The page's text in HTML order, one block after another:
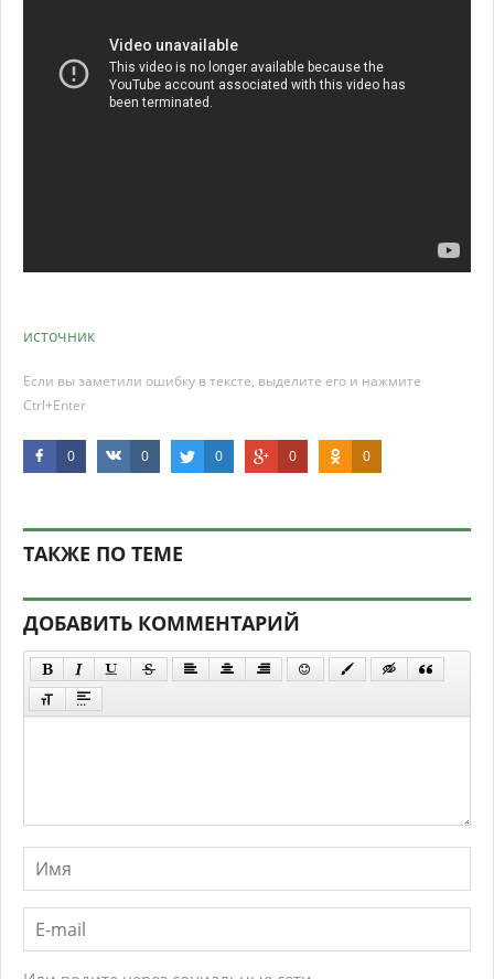
источник
Если вы заметили ошибку в тексте, выделите его и нажмите
Ctrl+Enter
0 0 0 0 0
ТАКЖЕ ПО ТЕМЕ
ДОБАВИТЬ КОММЕНТАРИЙ